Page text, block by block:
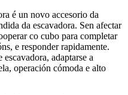
é un novo accesorio da
da escavadora. Sen afectar
co cubo para completar
e responder rapidamente.
adaptarse a
operación cómoda e alto